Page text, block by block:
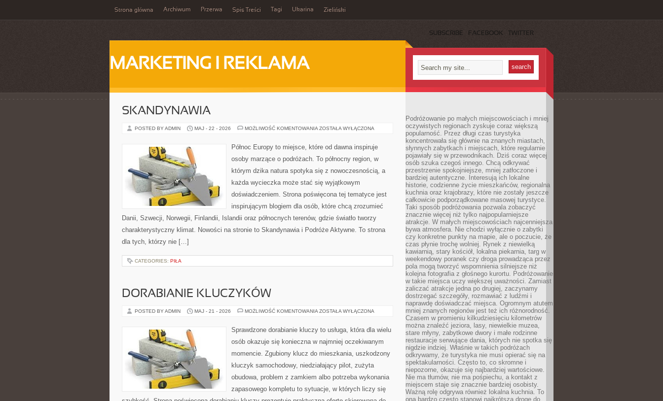
Strona główna Archiwum Przerwa Spis Treści Tagi Ukarina Zieliński
SUBSCRIBE FACEBOOK TWITTER
MARKETING I REKLAMA
SKANDYNAWIA
POSTED BY ADMIN MAJ - 22 - 2026 MOŻLIWOŚĆ KOMENTOWANIA SKANDYNAWIA
ZOSTAŁA WYŁĄCZONA
Północ Europy to miejsce, które od dawna inspiruje
osoby marzące o podróżach. To północny region, w
którym dzika natura spotyka się z nowoczesnością, a
każda wycieczka może stać się wyjątkowym
doświadczeniem. Strona poświęcona tej tematyce jest
inspirującym blogiem dla osób, które chcą zrozumieć
Danii, Szwecji, Norwegii, Finlandii, Islandii oraz północnych terenów, gdzie światło tworzy
charakterystyczny klimat. Nowości na stronie to Skandynawia i Podróże Aktywne. To strona
dla tych, którzy nie […]
CATEGORIES: PIŁA
DORABIANIE KLUCZYKÓW
POSTED BY ADMIN MAJ - 21 - 2026 MOŻLIWOŚĆ KOMENTOWANIA DORABIANIE
ZOSTAŁA WYŁĄCZONA
Sprawdzone dorabianie kluczy to usługa, która dla wielu
osób okazuje się konieczna w najmniej oczekiwanym
momencie. Zgubiony klucz do mieszkania, uszkodzony
kluczyk samochodowy, niedziałający pilot, zużyta
obudowa, problem z zamkiem albo potrzeba wykonania
zapasowego kompletu to sytuacje, w których liczy się
Podróżowanie po małych miejscowościach i mniej
oczywistych regionach zyskuje coraz większą
popularność. Przez długi czas turystyka
koncentrowała się głównie na znanych miastach,
słynnych zabytkach i miejscach, które regularnie
pojawiały się w przewodnikach. Dziś coraz więcej
osób szuka czegoś innego. Chcą odkrywać
przestrzenie spokojniejsze, mniej zatłoczone i
bardziej autentyczne. Interesują ich lokalne
historie, codzienne życie mieszkańców, regionalna
kuchnia oraz krajobrazy, które nie zostały jeszcze
całkowicie podporządkowane masowej turystyce.
Taki sposób podróżowania pozwala zobaczyć
znacznie więcej niż tylko najpopularniejsze
atrakcje. W małych miejscowościach najcenniejsza
bywa atmosfera. Nie chodzi wyłącznie o zabytki
czy konkretne punkty na mapie, ale o poczucie, że
czas płynie trochę wolniej. Rynek z niewielką
kawiarnią, stary kościół, lokalna piekarnia, targ w
weekendowy poranek czy droga prowadząca przez
pola mogą tworzyć wspomnienia silniejsze niż
kolejna fotografia z głośnego kurortu. Podróżowanie
w takie miejsca uczy większej uważności. Zamiast
zaliczać atrakcje jedna po drugiej, zaczynamy
dostrzegać szczegóły, rozmawiać z ludźmi i
naprawdę doświadczać miejsca. Ogromnym atutem
mniej znanych regionów jest też ich różnorodność.
Czasem w promieniu kilkudziesięciu kilometrów
można znaleźć jeziora, lasy, niewielkie muzea,
stare młyny, zabytkowe dwory i małe rodzinne
restauracje serwujące dania, których nie spotka się
nigdzie indziej. Właśnie w takich podróżach
odkrywamy, że turystyka nie musi opierać się na
spektakularności. Często to, co skromne i
niepozorne, okazuje się najbardziej wartościowe.
Nie ma tłumów, nie ma pośpiechu, a kontakt z
miejscem staje się znacznie bardziej osobisty.
Ważną rolę odgrywa również lokalna kuchnia. To
ona bardzo często stanowi najkrótszą drogę do